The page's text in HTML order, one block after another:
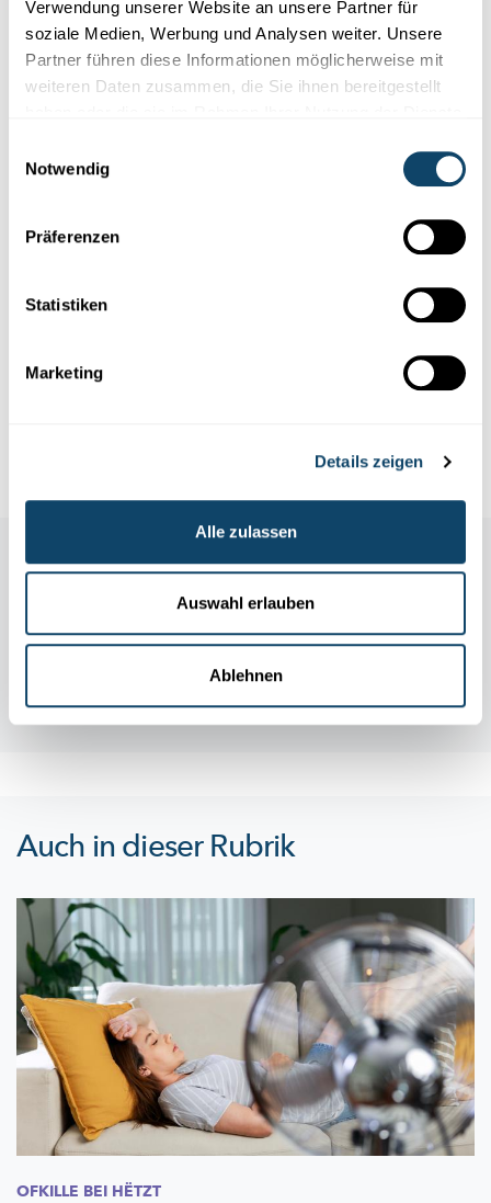
Verwendung unserer Website an unsere Partner für
soziale Medien, Werbung und Analysen weiter. Unsere
Partner führen diese Informationen möglicherweise mit
weiteren Daten zusammen, die Sie ihnen bereitgestellt
Notwendig
Präferenzen
Statistiken
Marketing
Details zeigen
Alle zulassen
Auswahl erlauben
Ablehnen
Wissen
Ist die pauschale Frage „Gentechnik ja oder
Ist die entscheidende Frage nicht eher: Werden von Fall zu Fall
eingehalten oder nicht. Beispi...
Auch in dieser Rubrik
OFKILLE BEI HËTZT